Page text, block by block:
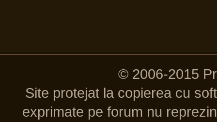
© 2006-2015
Site protejat la copierea cu
exprimate pe forum nu